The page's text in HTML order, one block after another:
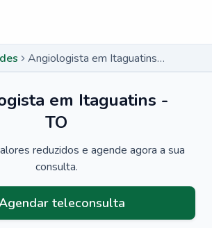
Angiologista em Itaguatins - TO
em Itaguatins -
TO
reduzidos e agende agora a sua
consulta.
teleconsulta